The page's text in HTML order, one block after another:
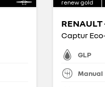
renew gold
RENAULT
Captur
GLP
Manual